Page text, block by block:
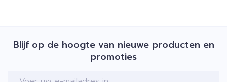
Blijf op de hoogte van nieuwe producten en
promoties
E-mail adres